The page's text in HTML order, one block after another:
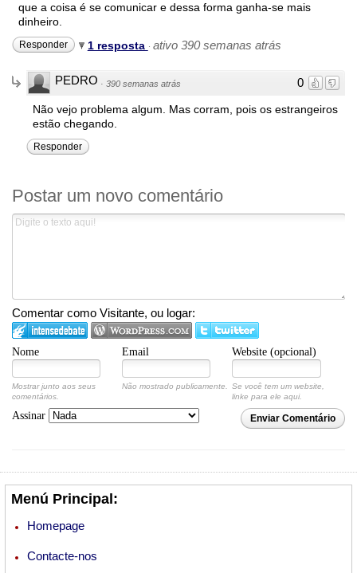
que a coisa é se comunicar e dessa forma ganha-se mais
dinheiro.
Responder 1 resposta · ativo 390 semanas atrás
0
PEDRO · 390 semanas atrás
Não vejo problema algum. Mas corram, pois os estrangeiros
estão chegando.
Responder
Postar um novo comentário
Comentar como Visitante, ou logar:
Nome Email Website (opcional)
Mostrar junto aos seus
comentários.
Não mostrado publicamente.
Se você tem um website,
linke para ele aqui.
Enviar Comentário
Assinar
Menú Principal:
Homepage
Contacte-nos